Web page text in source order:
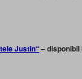
Justin“–